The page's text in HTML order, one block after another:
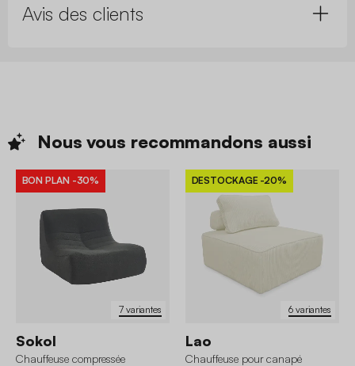
Avis des clients
Nous vous recommandons aussi
7 variantes
BON PLAN -30%
Sokol
Chauffeuse compressée
6 variantes
DESTOCKAGE -20%
Lao
Chauffeuse pour canapé